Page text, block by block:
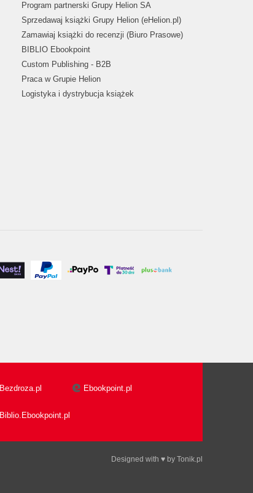
Program partnerski Grupy Helion SA
Sprzedawaj książki Grupy Helion (eHelion.pl)
Zamawiaj książki do recenzji (Biuro Prasowe)
BIBLIO Ebookpoint
Custom Publishing - B2B
Praca w Grupie Helion
Logistyka i dystrybucja książek
Bezdroza.pl Ebookpoint.pl
Biblio.Ebookpoint.pl
Designed with ♥ by Tonik.pl